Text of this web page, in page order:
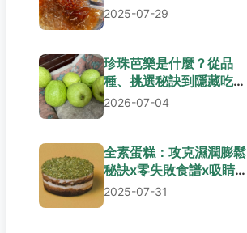
2025-07-29
珍珠芭樂是什麼？從品
種、挑選秘訣到隱藏吃法
完整介紹
2026-07-04
全素蛋糕：攻克濕潤膨鬆
秘訣x零失敗食譜x吸睛裝
飾全解
2025-07-31